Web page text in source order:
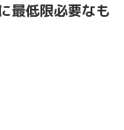
最低限必要なも